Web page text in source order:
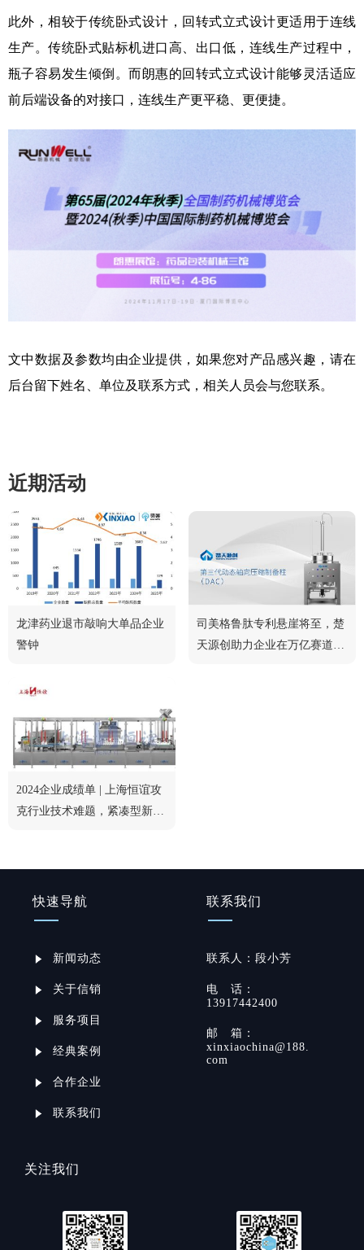
此外，相较于传统卧式设计，回转式立式设计更适用于连线
生产。传统卧式贴标机进口高、出口低，连线生产过程中，
瓶子容易发生倾倒。而朗惠的回转式立式设计能够灵活适应
前后端设备的对接口，连线生产更平稳、更便捷。
文中数据及参数均由企业提供，如果您对产品感兴趣，请在
后台留下姓名、单位及联系方式，相关人员会与您联系。
近期活动
龙津药业退市敲响大单品企业
警钟
司美格鲁肽专利悬崖将至，楚
天源创助力企业在万亿赛道中
2024企业成绩单 | 上海恒谊攻
克行业技术难题，紧凑型新品
快速导航
新闻动态
关于信销
服务项目
经典案例
合作企业
联系我们
联系我们
联系 人： 段小芳
电
话：
13917442400
邮
箱：
xinxiaochina@188.
com
关注我们